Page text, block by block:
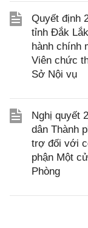
Quyết định
tỉnh Đắk
hành chính
Viên chức
Sở Nội vụ
Nghị quyết
dân Thành
trợ đối với
phận Một
Phòng